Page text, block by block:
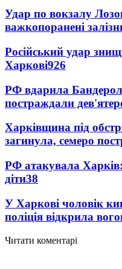
Удар по вокзалу
важкопоранені
Російський удар
Харкові926
РФ вдарила
постраждали
Харківщина під
загинула, семеро
РФ атакувала
діти38
У Харкові чоловік
поліція відкрила
Читати коментарі